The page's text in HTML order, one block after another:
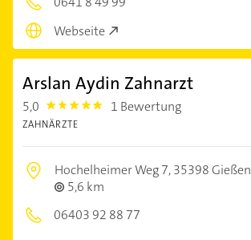
Webseite
Arslan Aydin Zahnarzt
5,0 5.0 1 Bewertung
ZAHNÄRZTE
Hochelheimer Weg 7,35398 Gießen
5,6 km
06403 92 88 77